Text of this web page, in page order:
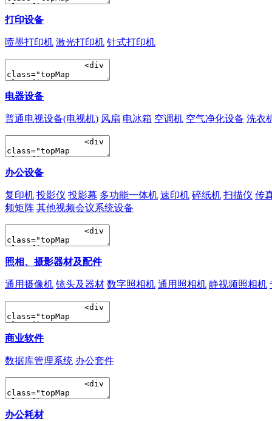
打印设备
喷墨打印机 激光打印机 针式打印机
电器设备
普通电视设备(电视机) 风扇 电冰箱 空调机 空气净化设备 洗衣
办公设备
复印机 投影仪 投影幕 多功能一体机 速印机 碎纸机 扫描仪 传
频矩阵 其他视频会议系统设备
照相、摄影器材及配件
通用摄像机 镜头及器材 数字照相机 通用照相机 静视频照相机
商业软件
数据库管理系统 办公套件
办公耗材